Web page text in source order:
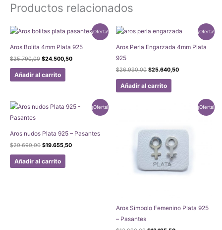
Productos relacionados
¡Oferta!
Aros Bolita 4mm Plata 925
$25.790,00 El
original
era:
$24.500,50El
Añadir al carrito
¡Oferta!
Aros Perla Engarzada 4mm Plata
925
$26.990,00 El
original
era:
$25.640,50El
Añadir al carrito
¡Oferta!
Aros nudos Plata 925 – Pasantes
$20.690,00 El
original
era:
$19.655,50El
Añadir al carrito
¡Oferta!
Aros Simbolo Femenino Plata 925
– Pasantes